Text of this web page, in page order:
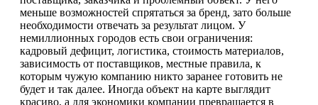
меньше возможностей спрятаться за бренд, зато больше
необходимости отвечать за результат лицом. У
немиллионных городов есть свои ограничения:
кадровый дефицит, логистика, стоимость материалов,
зависимость от поставщиков, местные правила, к
которым чужую компанию никто заранее готовить не
будет и так далее. Иногда объект на карте выглядит
красиво, а для экономики компании превращается в